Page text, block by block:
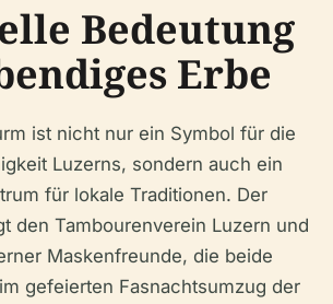
Bedeutung
Erbe
ist nicht nur ein Symbol für die
Luzerns, sondern auch ein
für lokale Traditionen. Der
den Tambourenverein Luzern und
Maskenfreunde, die beide
gefeierten Fasnachtsumzug der